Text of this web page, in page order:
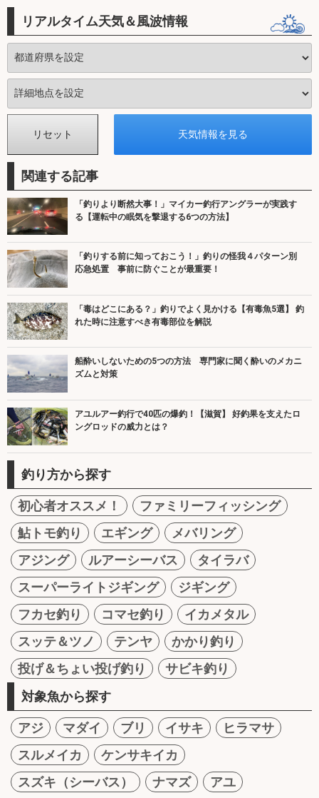
リアルタイム天気＆風波情報
関連する記事
「釣りより断然大事！」マイカー釣行アングラーが実践す
る【運転中の眠気を撃退する6つの方法】
「釣りする前に知っておこう！」釣りの怪我４パターン別
応急処置 事前に防ぐことが最重要！
「毒はどこにある？」釣りでよく見かける【有毒魚5選】 釣
れた時に注意すべき有毒部位を解説
船酔いしないための5つの方法 専門家に聞く酔いのメカニ
ズムと対策
アユルアー釣行で40匹の爆釣！【滋賀】 好釣果を支えたロ
ングロッドの威力とは？
釣り方から探す
初心者オススメ！
ファミリーフィッシング
鮎トモ釣り
エギング
メバリング
アジング
ルアーシーバス
タイラバ
スーパーライトジギング
ジギング
フカセ釣り
コマセ釣り
イカメタル
スッテ＆ツノ
テンヤ
かかり釣り
投げ＆ちょい投げ釣り
サビキ釣り
対象魚から探す
アジ マダイ ブリ イサキ
ヒラマサ
スルメイカ
ケンサキイカ
スズキ（シーバス）
ナマズ
アユ